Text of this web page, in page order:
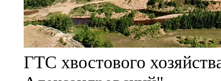
ГТС хвостового